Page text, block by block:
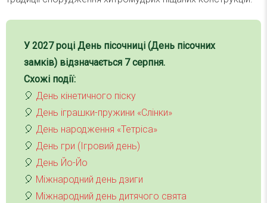
У2027році День пісочниці (День пісочних
замків) відзначається 7 серпня.
Схожі події:
🎈 День кінетичного піску
🎈 День іграшки-пружини «Слінки»
🎈 День народження «Тетріса»
🎈 День гри (Ігровий день)
🎈 День Йо-Йо
🎈 Міжнародний день дзиги
🎈 Міжнародний день дитячого свята